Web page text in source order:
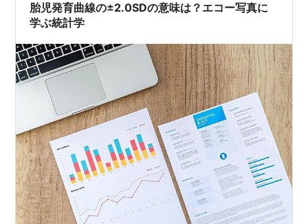
胎児発育曲線の±2.0SDの意味は？エコー写真に
学ぶ統計学